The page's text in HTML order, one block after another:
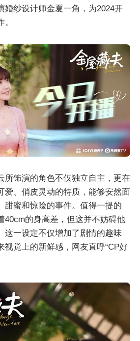
婚纱设计师金夏一角，为2024开
所饰演的角色不仅独立自主，更在
爱、俏皮灵动的特质，能够安然面
甜蜜和惊险的事件。值得一提的
40cm的身高差，但这并不妨碍他
这一设定不仅增加了剧情的趣味
视觉上的新鲜感，网友直呼“CP好